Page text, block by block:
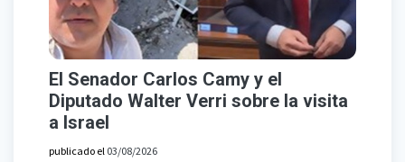
El Senador Carlos Camy y el
Diputado Walter Verri sobre la visita
a Israel
publicado el 03/08/2026